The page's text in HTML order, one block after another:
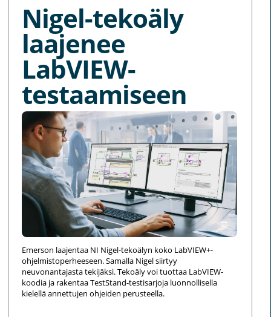
Nigel-tekoäly
laajenee
LabVIEW-
testaamiseen
Emerson laajentaa NI Nigel-tekoälyn koko LabVIEW+-
ohjelmistoperheeseen. Samalla Nigel siirtyy
neuvonantajasta tekijäksi. Tekoäly voi tuottaa LabVIEW-
koodia ja rakentaa TestStand-testisarjoja luonnollisella
kielellä annettujen ohjeiden perusteella.